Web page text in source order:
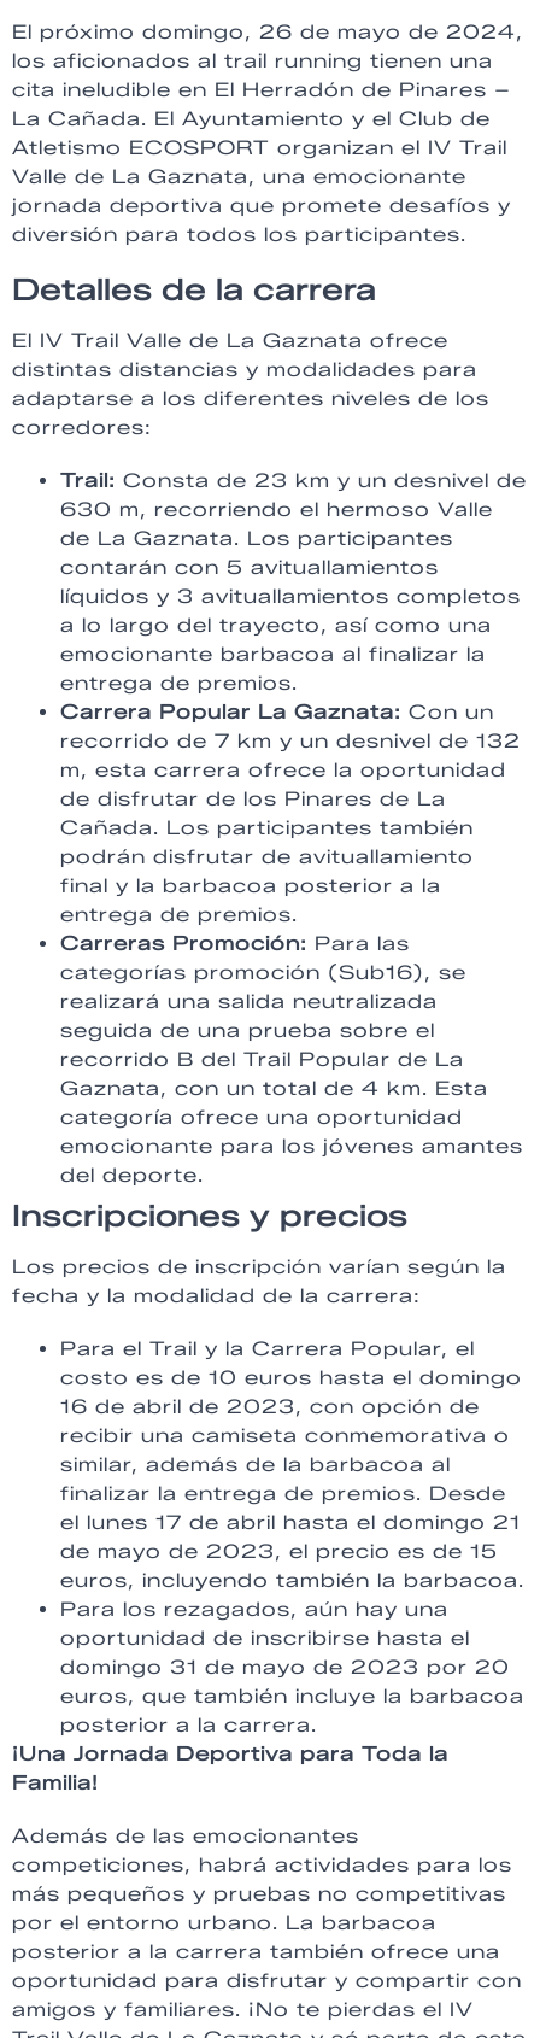
El próximo domingo, 26 de mayo de 2024,
los aficionados al trail running tienen una
cita ineludible en El Herradón de Pinares –
La Cañada. El Ayuntamiento y el Club de
Atletismo ECOSPORT organizan el IV Trail
Valle de La Gaznata, una emocionante
jornada deportiva que promete desafíos y
diversión para todos los participantes.
Detalles de la carrera
El IV Trail Valle de La Gaznata ofrece
distintas distancias y modalidades para
adaptarse a los diferentes niveles de los
corredores:
Trail: Consta de 23 km y un desnivel de
630 m, recorriendo el hermoso Valle
de La Gaznata. Los participantes
contarán con 5 avituallamientos
líquidos y 3 avituallamientos completos
a lo largo del trayecto, así como una
emocionante barbacoa al finalizar la
entrega de premios.
Carrera Popular La Gaznata: Con un
recorrido de 7 km y un desnivel de 132
m, esta carrera ofrece la oportunidad
de disfrutar de los Pinares de La
Cañada. Los participantes también
podrán disfrutar de avituallamiento
final y la barbacoa posterior a la
entrega de premios.
Carreras Promoción: Para las
categorías promoción (Sub16), se
realizará una salida neutralizada
seguida de una prueba sobre el
recorrido B del Trail Popular de La
Gaznata, con un total de 4 km. Esta
categoría ofrece una oportunidad
emocionante para los jóvenes amantes
del deporte.
Inscripciones y precios
Los precios de inscripción varían según la
fecha y la modalidad de la carrera:
Para el Trail y la Carrera Popular, el
costo es de 10 euros hasta el domingo
16 de abril de 2023, con opción de
recibir una camiseta conmemorativa o
similar, además de la barbacoa al
finalizar la entrega de premios. Desde
el lunes 17 de abril hasta el domingo 21
de mayo de 2023, el precio es de 15
euros, incluyendo también la barbacoa.
Para los rezagados, aún hay una
oportunidad de inscribirse hasta el
domingo 31 de mayo de 2023 por 20
euros, que también incluye la barbacoa
posterior a la carrera.
¡Una Jornada Deportiva para Toda la
Familia!
Además de las emocionantes
competiciones, habrá actividades para los
más pequeños y pruebas no competitivas
por el entorno urbano. La barbacoa
posterior a la carrera también ofrece una
oportunidad para disfrutar y compartir con
amigos y familiares. ¡No te pierdas el IV